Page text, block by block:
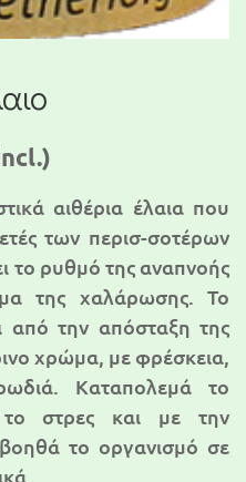
αιθέρια έλαια που
των περισ-σοτέρων
το ρυθμό της αναπνοής
της χαλάρωσης. Το
από την απόσταξη της
χρώμα, με φρέσκεια,
Καταπολεμά το
στρες και με την
το οργανισμό σε